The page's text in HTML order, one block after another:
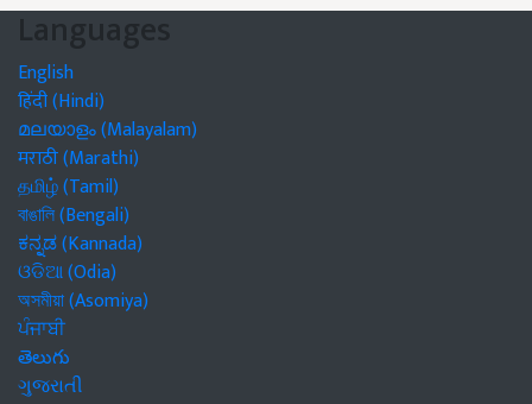
Languages
English
हिंदी (Hindi)
മലയാളം (Malayalam)
मराठी (Marathi)
தமிழ் (Tamil)
বাঙালি (Bengali)
ಕನ್ನಡ (Kannada)
ଓଡିଆ (Odia)
অসমীয়া (Asomiya)
ਪੰਜਾਬੀ
తెలుగు
ગુજરાતી